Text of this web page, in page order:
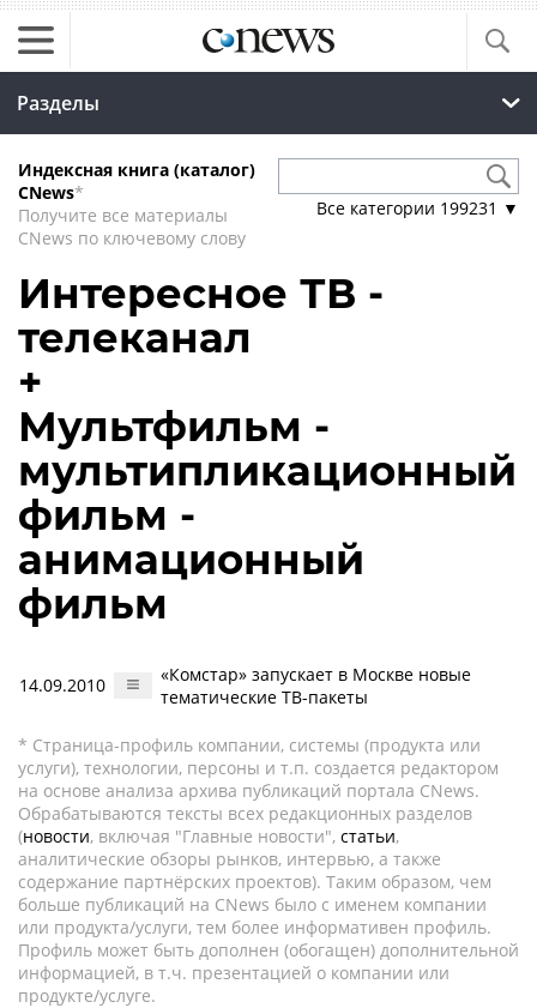
Разделы
Индексная книга (каталог)
CNews*
Получите все материалы
CNews по ключевому слову
Все категории 199231 ▼
Интересное ТВ -
телеканал
+
Мультфильм -
мультипликационный
фильм -
анимационный
фильм
14.09.2010
«Комстар» запускает в Москве новые
тематические ТВ-пакеты
* Страница-профиль компании, системы (продукта или
услуги), технологии, персоны и т.п. создается редактором
на основе анализа архива публикаций портала CNews.
Обрабатываются тексты всех редакционных разделов
(новости, включая "Главные новости", статьи,
аналитические обзоры рынков, интервью, а также
содержание партнёрских проектов). Таким образом, чем
больше публикаций на CNews было с именем компании
или продукта/услуги, тем более информативен профиль.
Профиль может быть дополнен (обогащен) дополнительной
информацией, в т.ч. презентацией о компании или
продукте/услуге.